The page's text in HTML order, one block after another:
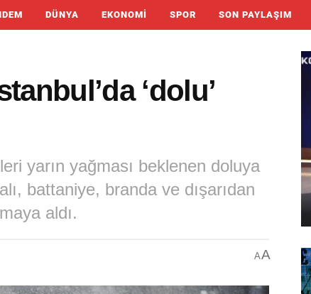
DÜNYA EKONOMI SPOR SON PAYLAŞIM
‘dolu’
yarın yağması beklenen doluya
battaniye, branda ve dışarıdan
aldı.
AA